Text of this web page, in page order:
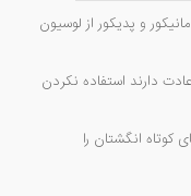
و پدیکور از لوسیون
دارند استفاده نکردن
انگشتان را